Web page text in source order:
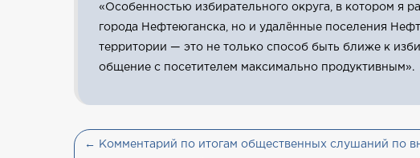
«Особенностью избирательного округа, в котором я
города Нефтеюганска, но и удалённые поселения
территории — это не только способ быть ближе к
общение с посетителем максимально продуктивным».
← Комментарий по итогам общественных слушаний по